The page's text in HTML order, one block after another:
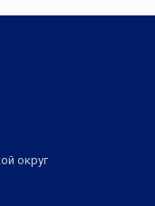
округ